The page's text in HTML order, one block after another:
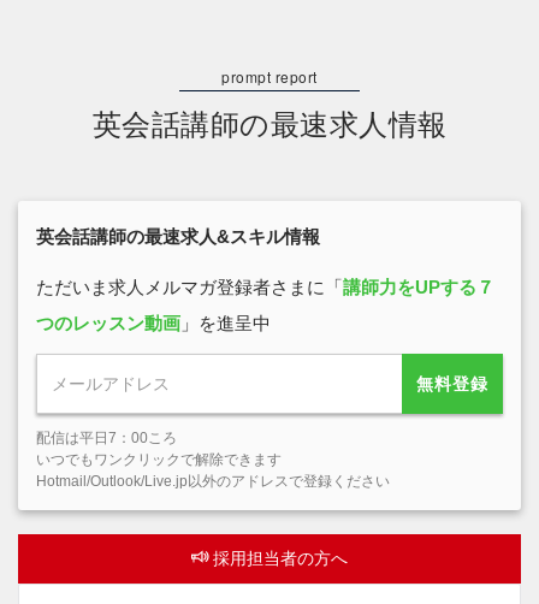
英会話講師の最速求人情報
英会話講師の最速求人&スキル情報
ただいま求人メルマガ登録者さまに「講師力をUPする７
つのレッスン動画 」を進呈中
無料登録
配信は平日7：00ころ
いつでもワンクリックで解除できます
Hotmail/Outlook/Live.jp以外のアドレスで登録ください
採用担当者の方へ